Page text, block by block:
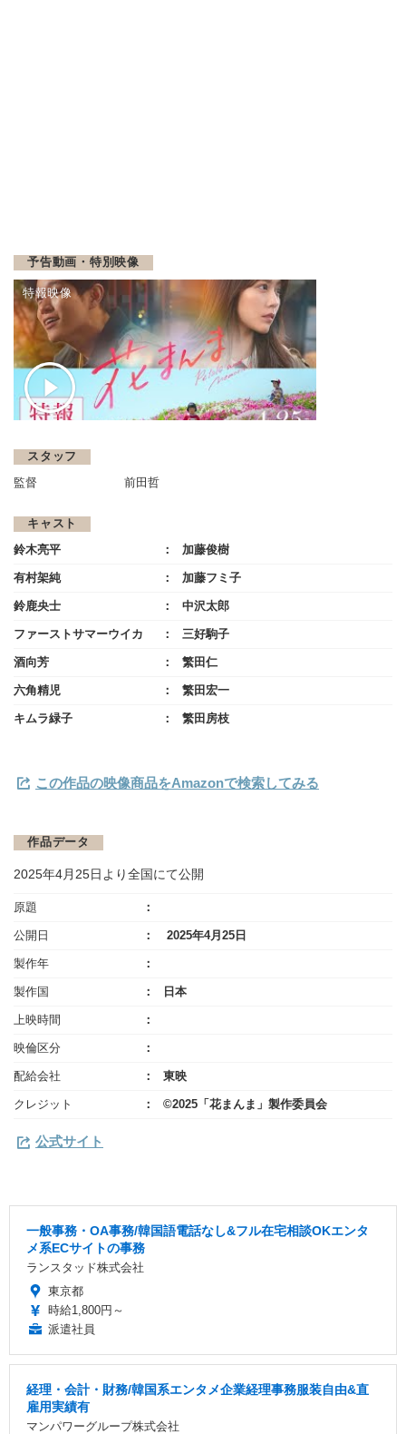
予告動画・特別映像
特報映像
スタッフ
監督 前田哲
キャスト
鈴木亮平 加藤俊樹
有村架純 加藤フミ子
鈴鹿央士 中沢太郎
ファーストサマーウイカ 三好駒子
酒向芳 繁田仁
六角精児 繁田宏一
キムラ緑子 繁田房枝
この作品の映像商品をAmazonで検索してみる
作品データ
2025年4月25日より全国にて公開
原題
公開日 2025年4月25日
製作年
製作国 日本
上映時間
映倫区分
配給会社 東映
クレジット ©2025「花まんま」製作委員会
公式サイト
一般事務・OA事務/韓国語電話なし&フル在宅相談OKエンタ
メ系ECサイトの事務
ランスタッド株式会社
東京都
時給1,800円～
派遣社員
経理・会計・財務/韓国系エンタメ企業経理事務服装自由&直
雇用実績有
マンパワーグループ株式会社